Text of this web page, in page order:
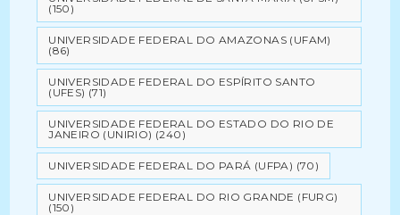
(150)
UNIVERSIDADE FEDERAL DO AMAZONAS (UFAM)
(86)
UNIVERSIDADE FEDERAL DO ESPÍRITO SANTO
(UFES) (71)
UNIVERSIDADE FEDERAL DO ESTADO DO RIO DE
JANEIRO (UNIRIO) (240)
UNIVERSIDADE FEDERAL DO PARÁ (UFPA) (70)
UNIVERSIDADE FEDERAL DO RIO GRANDE (FURG)
(150)